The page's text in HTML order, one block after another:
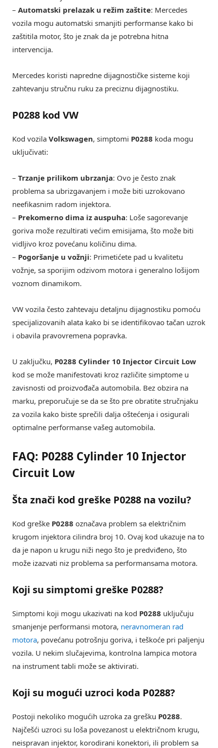
– Automatski prelazak u režim zaštite: Mercedes
vozila mogu automatski smanjiti performanse kako bi
zaštitila motor, što je znak da je potrebna hitna
intervencija.
Mercedes koristi napredne dijagnostičke sisteme koji
zahtevanju stručnu ruku za preciznu dijagnostiku.
P0288 kod VW
Kod vozila Volkswagen, simptomi P0288 koda mogu
uključivati:
– Trzanje prilikom ubrzanja: Ovo je često znak
problema sa ubrizgavanjem i može biti uzrokovano
neefikasnim radom injektora.
– Prekomerno dima iz auspuha: Loše sagorevanje
goriva može rezultirati većim emisijama, što može biti
vidljivo kroz povećanu količinu dima.
– Pogoršanje u vožnji: Primetićete pad u kvalitetu
vožnje, sa sporijim odzivom motora i generalno lošijom
voznom dinamikom.
VW vozila često zahtevaju detaljnu dijagnostiku pomoću
specijalizovanih alata kako bi se identifikovao tačan uzrok
i obavila pravovremena popravka.
U zaključku, P0288 Cylinder 10 Injector Circuit Low
kod se može manifestovati kroz različite simptome u
zavisnosti od proizvođača automobila. Bez obzira na
marku, preporučuje se da se što pre obratite stručnjaku
za vozila kako biste sprečili dalja oštećenja i osigurali
optimalne performanse vašeg automobila.
FAQ: P0288 Cylinder 10 Injector
Circuit Low
Šta znači kod greške P0288 na vozilu?
Kod greške P0288 označava problem sa električnim
krugom injektora cilindra broj 10. Ovaj kod ukazuje na to
da je napon u krugu niži nego što je predviđeno, što
može izazvati niz problema sa performansama motora.
Koji su simptomi greške P0288?
Simptomi koji mogu ukazivati na kod P0288 uključuju
smanjenje performansi motora, neravnomeran rad
motora, povećanu potrošnju goriva, i teškoće pri paljenju
vozila. U nekim slučajevima, kontrolna lampica motora
na instrument tabli može se aktivirati.
Koji su mogući uzroci koda P0288?
Postoji nekoliko mogućih uzroka za grešku P0288.
Najčešći uzroci su loša povezanost u električnom krugu,
neispravan injektor, korodirani konektori, ili problem sa